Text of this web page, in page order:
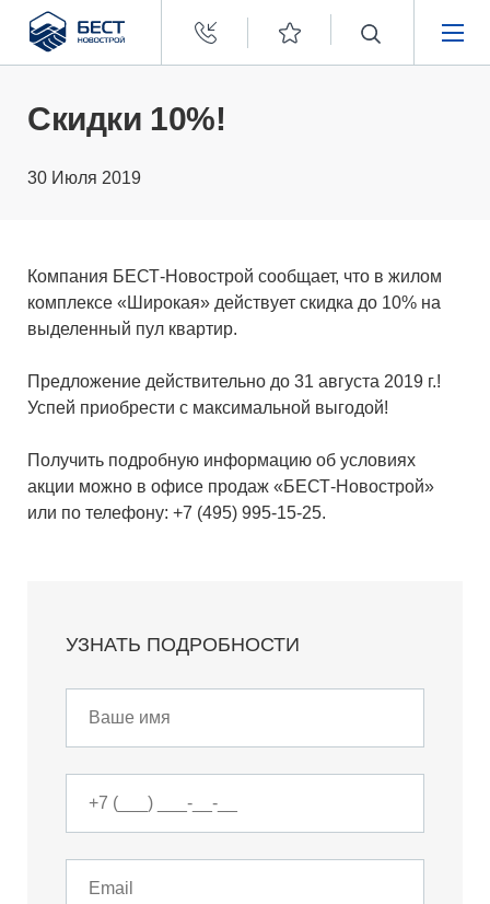
Бест
Новострой
О КОМПАНИИ
Скидки 10%!
30 Июля 2019
Компания БЕСТ-Новострой сообщает, что в жилом
комплексе «Широкая» действует скидка до 10% на
выделенный пул квартир.
Предложение действительно до 31 августа 2019 г.!
Успей приобрести с максимальной выгодой!
Получить подробную информацию об условиях
акции можно в офисе продаж «БЕСТ-Новострой»
или по телефону: +7 (495) 995-15-25.
УЗНАТЬ ПОДРОБНОСТИ